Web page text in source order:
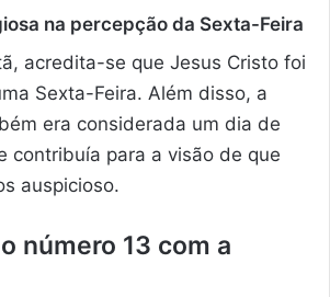
na percepção da Sexta-Feira
acredita-se que Jesus Cristo foi
Sexta-Feira. Além disso, a
era considerada um dia de
contribuía para a visão de que
auspicioso.
número 13 com a